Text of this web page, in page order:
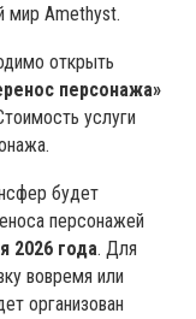
мир Amethyst.
открыть
персонажа»
услуги
будет
персонажей
2026 года. Для
вовремя или
организован